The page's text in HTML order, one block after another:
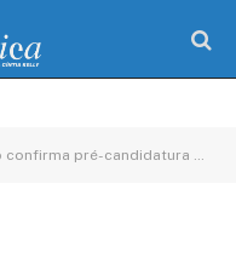
à Assembleia Legislativa em 2026, mas não descarta disputa pelo governo